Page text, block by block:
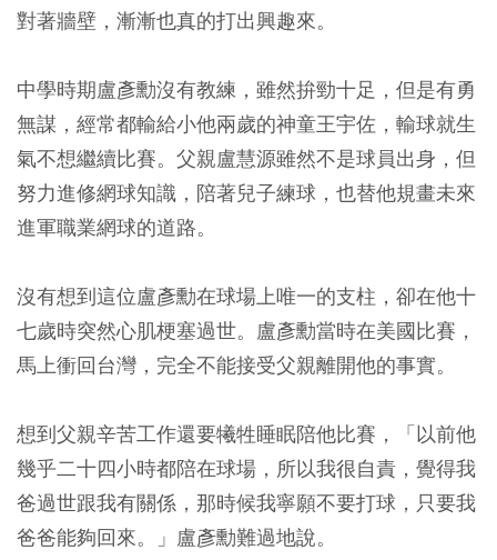
對著牆壁，漸漸也真的打出興趣來。
中學時期盧彥勳沒有教練，雖然拚勁十足，但是有勇
無謀，經常都輸給小他兩歲的神童王宇佐，輸球就生
氣不想繼續比賽。父親盧慧源雖然不是球員出身，但
努力進修網球知識，陪著兒子練球，也替他規畫未來
進軍職業網球的道路。
沒有想到這位盧彥勳在球場上唯一的支柱，卻在他十
七歲時突然心肌梗塞過世。盧彥勳當時在美國比賽，
馬上衝回台灣，完全不能接受父親離開他的事實。
想到父親辛苦工作還要犧牲睡眠陪他比賽，「以前他
幾乎二十四小時都陪在球場，所以我很自責，覺得我
爸過世跟我有關係，那時候我寧願不要打球，只要我
爸爸能夠回來。」盧彥勳難過地說。